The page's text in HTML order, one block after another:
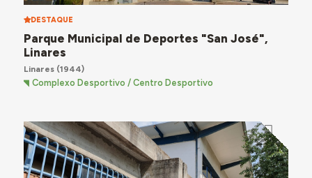
DESTAQUE
Parque Municipal de Deportes "San José",
Linares
Linares(1944)
Complexo Desportivo / Centro Desportivo